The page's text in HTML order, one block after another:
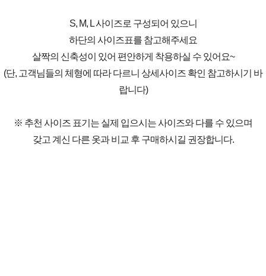
S, M, L 사이즈로 구성되어 있으니
하단의 사이즈표를 참고해주세요
살짝의 신축성이 있어 편안하게 착용하실 수 있어요~
(단, 고객님들의 체형에 따라 다르니 상세사이즈 확인 참고하시기 바
랍니다)
※ 추천 사이즈 표기는 실제 입으시는 사이즈와 다를 수 있으며
갖고 계신 다른 옷과 비교 후 구매하시길 권장합니다.